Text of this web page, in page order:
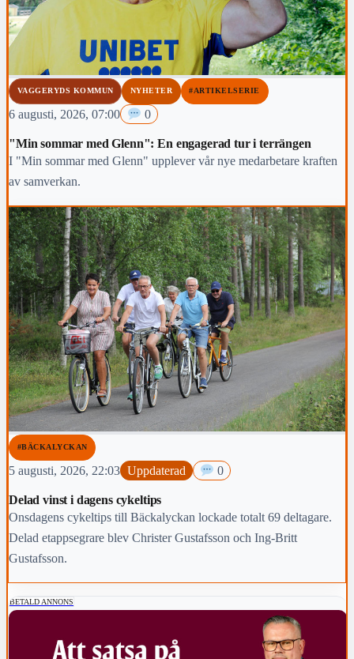
VAGGERYDS KOMMUN NYHETER #ARTIKELSERIE
6 augusti, 2026, 07:00 0
"Min sommar med Glenn": En engagerad tur i terrängen
I "Min sommar med Glenn" upplever vår nye medarbetare kraften
av samverkan.
#BÄCKALYCKAN
5 augusti, 2026, 22:03 Uppdaterad 0
Delad vinst i dagens cykeltips
Onsdagens cykeltips till Bäckalyckan lockade totalt 69 deltagare.
Delad etappsegrare blev Christer Gustafsson och Ing-Britt
Gustafsson.
BETALD ANNONS